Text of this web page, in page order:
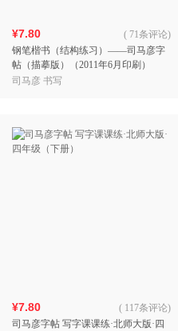
¥7.80
钢笔楷书（结构练习）——司马彦字
帖（描摹版）（2011年6月印刷）
( 71条评论)
司马彦 书写
¥7.80
司马彦字帖 写字课课练·北师大版·四
( 117条评论)